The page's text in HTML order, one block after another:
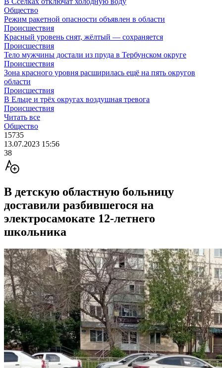
Общество
Режим ракетной опасности объявлен в области
Происшествия
Красный уровень снят, жёлтый — сохраняется
Происшествия
Тело мужчины достали из пруда в Тербунском округе
Происшествия
Зона красного уровня расширилась ещё на пять округов
области
Происшествия
В Ельце и трёх округах воздушная тревога
Происшествия
Читать все
Общество
15735
13.07.2023 15:56
38
В детскую областную больницу
доставили разбившегося на
электросамокате 12-летнего
школьника